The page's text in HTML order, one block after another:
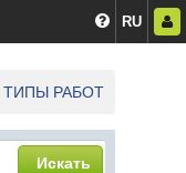
RU
ТИПЫ РАБОТ
Искать